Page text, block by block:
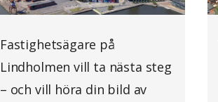
Fastighetsägare på
Lindholmen vill ta nästa steg
– och vill höra din bild av